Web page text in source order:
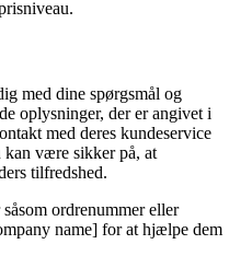
med dine spørgsmål og
oplysninger, der er angivet i
med deres kundeservice
kan være sikker på, at
tilfredshed.
ordrenummer eller
name] for at hjælpe dem